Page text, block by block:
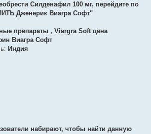
Силденафил 100 мг, перейдите по
Дженерик Виагра Софт"
препараты , Viargra Soft цена
Виагра Софт
Индия
набирают, чтобы найти данную